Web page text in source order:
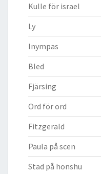
Kulle för israel
Ly
Inympas
Bled
Fjärsing
Ord för ord
Fitzgerald
Paula på scen
Stad på honshu